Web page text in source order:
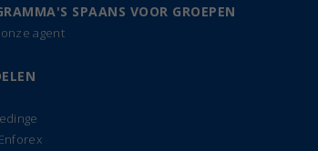
SPAANS VOOR GROEPEN
agent